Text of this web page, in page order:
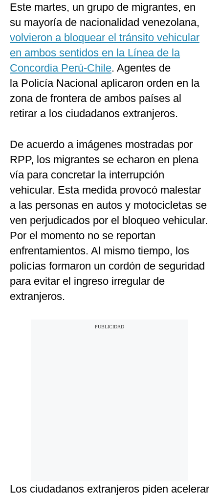
Este martes, un grupo de migrantes, en
su mayoría de nacionalidad venezolana,
volvieron a bloquear el tránsito vehicular
en ambos sentidos en la Línea de la
Concordia Perú-Chile. Agentes de
la Policía Nacional aplicaron orden en la
zona de frontera de ambos países al
retirar a los ciudadanos extranjeros.
De acuerdo a imágenes mostradas por
RPP, los migrantes se echaron en plena
vía para concretar la interrupción
vehicular. Esta medida provocó malestar
a las personas en autos y motocicletas se
ven perjudicados por el bloqueo vehicular.
Por el momento no se reportan
enfrentamientos. Al mismo tiempo, los
policías formaron un cordón de seguridad
para evitar el ingreso irregular de
extranjeros.
Los ciudadanos extranjeros piden acelerar